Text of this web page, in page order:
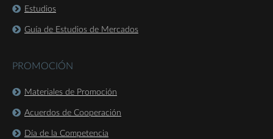
Estudios
Guía de Estudios de Mercados
PROMOCIÓN
Materiales de Promoción
Acuerdos de Cooperación
Día de la Competencia